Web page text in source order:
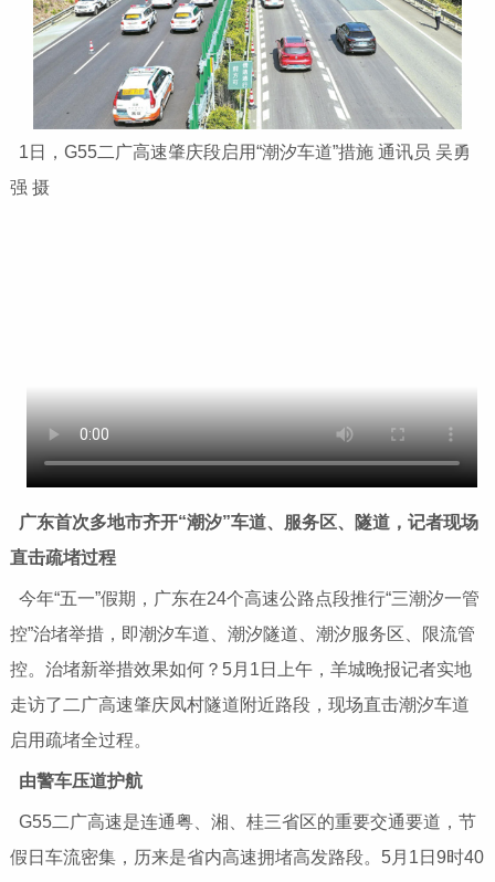
1日，G55二广高速肇庆段启用“潮汐车道”措施 通讯员 吴勇
强 摄
广东首次多地市齐开“潮汐”车道、服务区、隧道，记者现场
直击疏堵过程
今年“五一”假期，广东在24个高速公路点段推行“三潮汐一管
控”治堵举措，即潮汐车道、潮汐隧道、潮汐服务区、限流管
控。治堵新举措效果如何？5月1日上午，羊城晚报记者实地
走访了二广高速肇庆凤村隧道附近路段，现场直击潮汐车道
启用疏堵全过程。
由警车压道护航
G55二广高速是连通粤、湘、桂三省区的重要交通要道，节
假日车流密集，历来是省内高速拥堵高发路段。5月1日9时40